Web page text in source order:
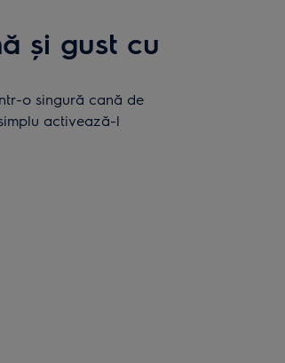
și gust cu
o singură cană de
activează-l